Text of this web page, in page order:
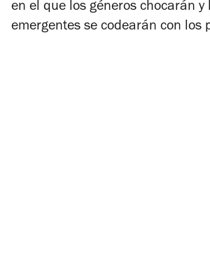
en el que los géneros chocarán y
emergentes se codearán con los